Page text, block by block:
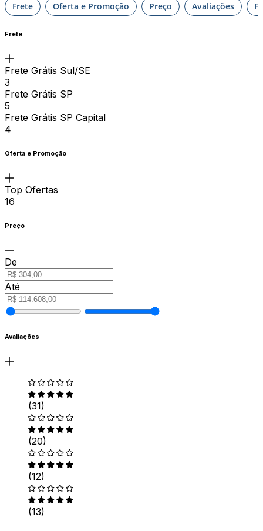
Frete Oferta e Promoção Preço Avaliações
Frete
Frete Grátis Sul/SE
3
Frete Grátis SP
5
Frete Grátis SP Capital
4
Oferta e Promoção
Top Ofertas
16
Preço
De
Até
Avaliações
(31)
(20)
(12)
(13)